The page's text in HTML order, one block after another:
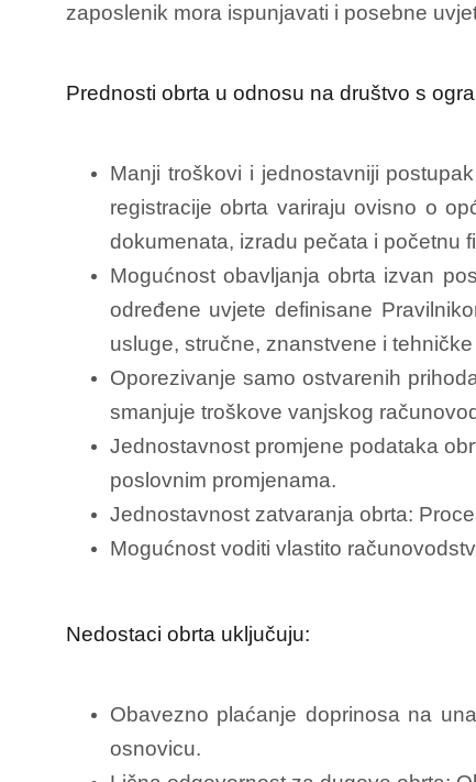
zaposlenik mora ispunjavati i posebne
Prednosti obrta u odnosu na društvo s
Manji troškovi i jednostavniji
registracije obrta variraju ovisno o
dokumenata, izradu pečata i početnu
Mogućnost obavljanja obrta izvan
određene uvjete definisane
usluge, stručne, znanstvene i
Oporezivanje samo ostvarenih
smanjuje troškove vanjskog
Jednostavnost promjene podataka
poslovnim promjenama.
Jednostavnost zatvaranja obrta:
Mogućnost voditi vlastito
Nedostaci obrta uključuju:
Obavezno plaćanje doprinosa na
osnovicu.